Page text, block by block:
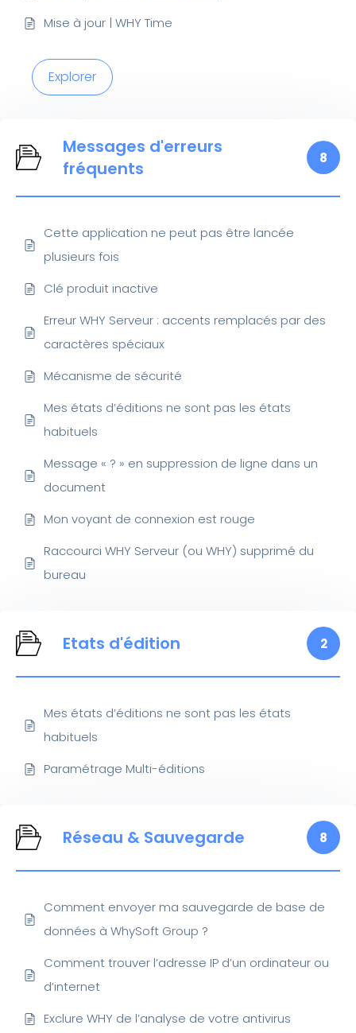
Mise à jour | WHY Time
Explorer
Messages d'erreurs
fréquents
8
Cette application ne peut pas être lancée
plusieurs fois
Clé produit inactive
Erreur WHY Serveur : accents remplacés par des
caractères spéciaux
Mécanisme de sécurité
Mes états d’éditions ne sont pas les états
habituels
Message « ? » en suppression de ligne dans un
document
Mon voyant de connexion est rouge
Raccourci WHY Serveur (ou WHY) supprimé du
bureau
Etats d'édition 2
Mes états d’éditions ne sont pas les états
habituels
Paramétrage Multi-éditions
Réseau & Sauvegarde 8
Comment envoyer ma sauvegarde de base de
données à WhySoft Group ?
Comment trouver l’adresse IP d’un ordinateur ou
d’internet
Exclure WHY de l’analyse de votre antivirus